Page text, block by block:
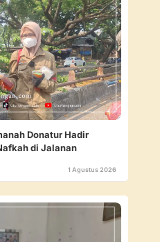
Donatur Hadir
di Jalanan
1 Agustus 2026